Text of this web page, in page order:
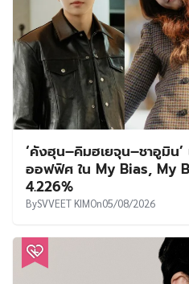
‘คังฮุน–คิมฮเยจุน–ชาอูมิน
ออฟฟิศ ใน My Bias, My
4.226%
BySVVEET KIMOn05/08/2026